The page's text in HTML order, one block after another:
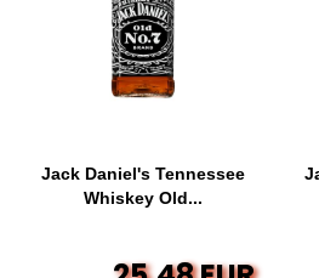
Jack Daniel's Tennessee
Whiskey Old...